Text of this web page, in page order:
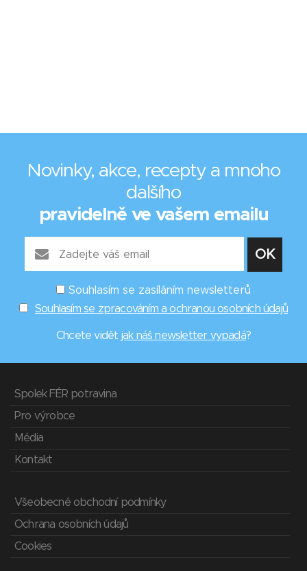
Novinky, akce, recepty a mnoho
dalšího
pravidelně ve vašem emailu
Souhlasím se zasíláním newsletterů
Souhlasím se zpracováním a ochranou osobních údajů
Chcete vidět jak náš newsletter vypadá?
Spolek FÉR potravina
Pro výrobce
Média
Kontakt
Všeobecné obchodní podmínky
Ochrana osobních údajů
Cookies